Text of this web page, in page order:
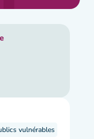
vulnérables